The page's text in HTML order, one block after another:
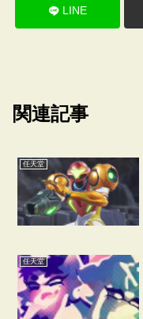
LINE
関連記事
任天堂
任天堂